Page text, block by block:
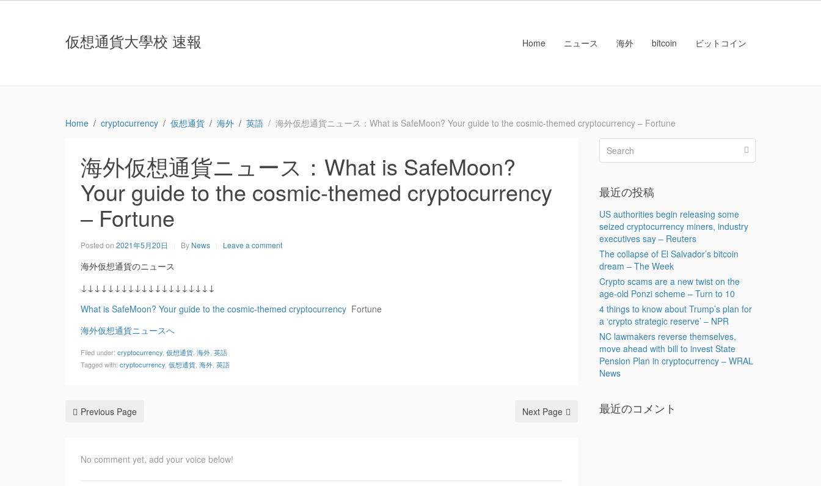
仮想通貨大學校 速報 Home ニュース 海外 bitcoin ビットコイン
Home cryptocurrency 仮想通貨 海外 英語 海外仮想通貨ニュース：What is SafeMoon? Your guide to the cosmic-themed cryptocurrency – Fortune
海外仮想通貨ニュース：What is SafeMoon?
Your guide to the cosmic-themed cryptocurrency
– Fortune
Posted on 2021年5月20日 By News Leave a comment
海外仮想通貨のニュース
↓↓↓↓↓↓↓↓↓↓↓↓↓↓↓↓↓↓↓↓
What is SafeMoon? Your guide to the cosmic-themed cryptocurrency Fortune
海外仮想通貨ニュースへ
Filed under: cryptocurrency 仮想通貨 海外 英語
Tagged with: cryptocurrency 仮想通貨 海外 英語
Previous Page Next Page
No comment yet, add your voice below!
最近の投稿
US authorities begin releasing some
seized cryptocurrency miners, industry
executives say – Reuters
The collapse of El Salvador’s bitcoin
dream – The Week
Crypto scams are a new twist on the
age-old Ponzi scheme – Turn to 10
4 things to know about Trump’s plan for
a ‘crypto strategic reserve’ – NPR
NC lawmakers reverse themselves,
move ahead with bill to invest State
Pension Plan in cryptocurrency – WRAL
News
最近のコメント